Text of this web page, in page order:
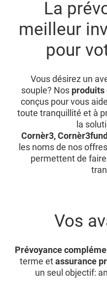
La
meilleur
pour
Vous désirez un
souple? Nos produits
conçus pour vous
toute tranquillité et à
la
Cornèr3,
les noms de nos
permettent de faire
Vos
Prévoyance
terme etassurance
un seul objectif: